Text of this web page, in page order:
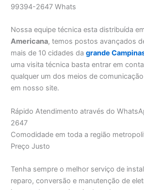
99394-2647 Whats
Nossa equipe técnica esta distribuída
Americana, temos postos avançados
mais de 10 cidades dagrande
uma visita técnica basta entrar em
qualquer um dos meios de
em nosso site.
Rápido Atendimento através do
2647
Comodidade em toda a região
Preço Justo
Tenha sempre o melhor serviço de
reparo, conversão e manutenção de